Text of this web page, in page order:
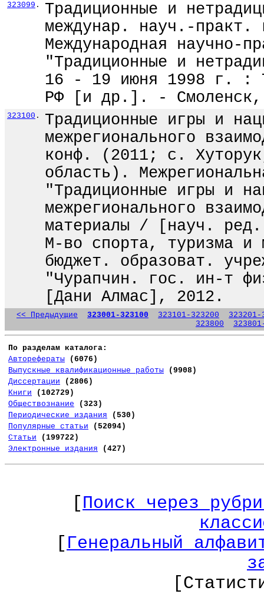
323099 .
Традиционные и
междунар. науч.-практ.
Международная научно-
"Традиционные и
16 - 19 июня 1998 г. :
РФ [и др.]. -
323100 .
Традиционные игры и
межрегионального
конф. (2011; с.
область).
"Традиционные игры и
межрегионального
материалы / [науч.
М-во спорта, туризма
бюджет. образоват.
"Чурапчин. гос. ин-т
[Дани Алмас], 2012.
<< Предыдущие 323001-323100 323101-323200
323201-
323800
По разделам каталога:
Авторефераты
(6076)
Выпускные квалификационные работы
(9908)
Диссертации
(2806)
Книги
(102729)
Обществознание
(323)
Периодические издания
(530)
Популярные статьи
(52094)
Статьи
(199722)
Электронные издания
(427)
[Поиск через
[ Генеральный